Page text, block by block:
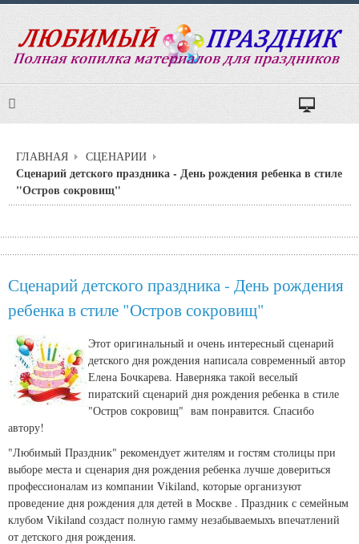
ГЛАВНАЯ СЦЕНАРИИ
Сценарий детского праздника - День рождения ребенка в стиле
"Остров сокровищ"
Сценарий детского праздника - День рождения
ребенка в стиле "Остров сокровищ"
Этот оригинальный и очень интересный сценарий
детского дня рождения написала современный автор
Елена Бочкарева. Наверняка такой веселый
пиратский сценарий дня рождения ребенка в стиле
"Остров сокровищ" вам понравится. Спасибо
автору!
"Любимый Праздник" рекомендует жителям и гостям столицы при
выборе места и сценария дня рождения ребенка лучше довериться
профессионалам из компании Vikiland, которые организуют
проведение дня рождения для детей в Москве . Праздник с семейным
клубом Vikiland создаст полную гамму незабываемыхъ впечатлений
от детского дня рождения.